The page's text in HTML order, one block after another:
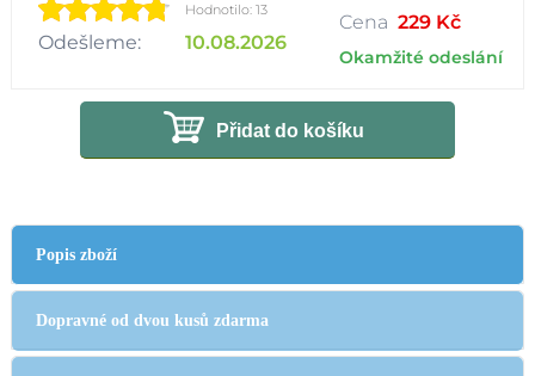
Hodnotilo: 13
Odešleme: 10.08.2026
Cena 229 Kč
Okamžité odeslání
Přidat do košíku
Popis zboží
Dopravné od dvou kusů zdarma